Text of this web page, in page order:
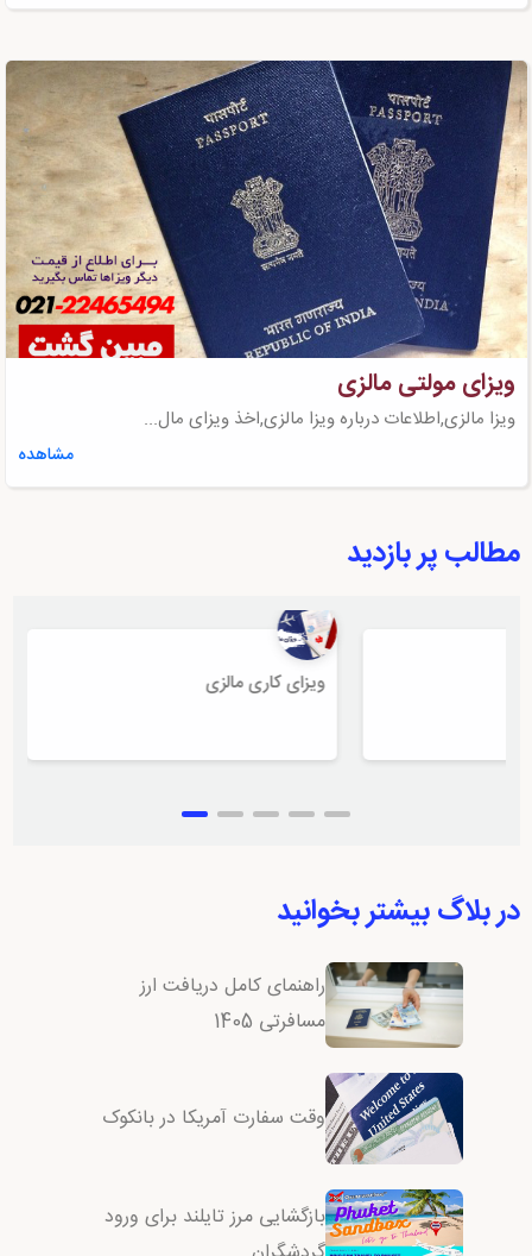
ویزای مولتی مالزی
ویزا مالزی,اطلاعات درباره ویزا مالزی,اخذ ویزای مال...
مشاهده
مطالب پر بازدید
ویزای کاری مالزی
در بلاگ بیشتر بخوانید
راهنمای کامل دریافت ارز
مسافرتی 1405
وقت سفارت آمریکا در بانکوک
بازگشایی مرز تایلند برای ورود